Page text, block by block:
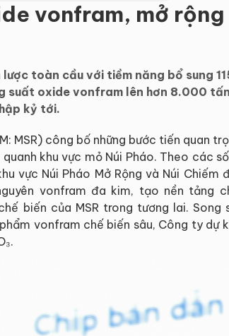
vonfram, mở
toàn cầu với tiềm năng bổ sung
suất oxide vonfram lên hơn 8.000 tấn
kỷ tới.
MSR) công bố những bước tiến quan
khu vực mỏ Núi Pháo. Theo các
vực Núi Pháo Mở Rộng và Núi Chiếm
vonfram đa kim, tạo nền tảng
biến của MSR trong tương lai. Song
vonfram chế biến sâu, Công ty dự